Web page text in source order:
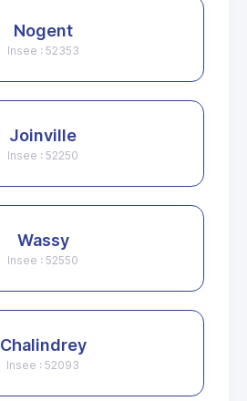
Nogent
Insee : 52353
Joinville
Insee : 52250
Wassy
Insee : 52550
Chalindrey
Insee : 52093